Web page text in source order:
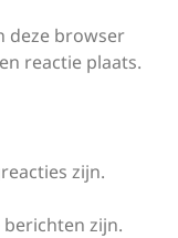
deze browser
reactie plaats.
zijn.
zijn.